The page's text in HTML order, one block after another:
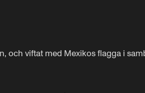
och viftat med Mexikos flagga i